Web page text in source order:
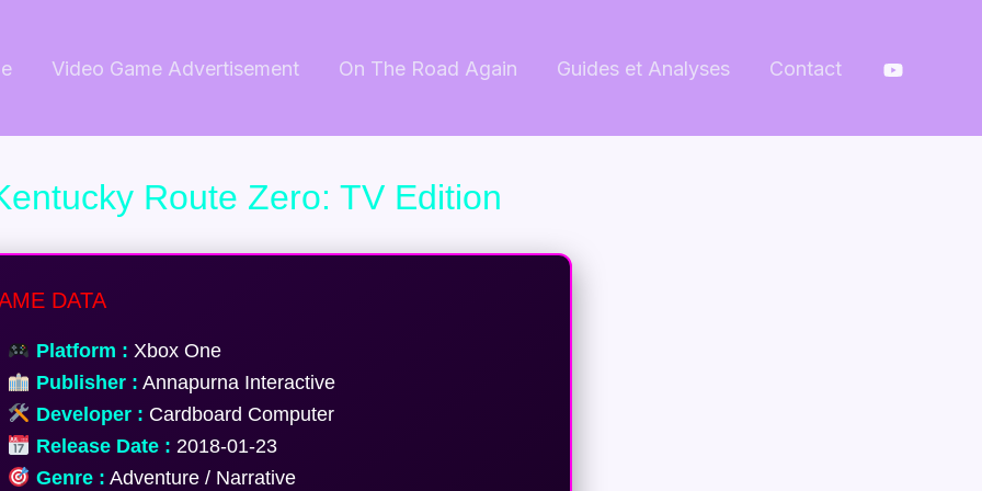
Video Game Advertisement On The Road Again Guides et Analyses Contact
Route Zero: TV Edition
DATA
Platform : Xbox One
Publisher : Annapurna Interactive
Developer : Cardboard Computer
Release Date : 2018-01-23
Genre : Adventure / Narrative